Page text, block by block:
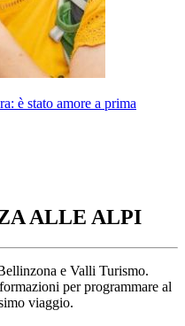
è stato amore a prima
ALLE ALPI
e Valli Turismo.
per programmare al
viaggio.